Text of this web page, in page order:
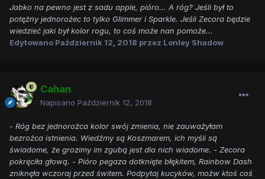
Jabko na pewno jest z sadu apple, pióro... A róg? Jeśli był to
potężny jednorożec to tylko Glimmer i Sparkle. Jeśli Zecora będzie
wiedzieć jaki był kolor rogu, to coś może nan pomoże...
Edytowano Październik 12, 2018 przez Lonley Shadow
Cahan
Napisano Październik 12, 2018
- Róg bez jednorożca kolor swój zmienia, nie zauważyłam
bezrożca istnienia. Wiedźmy są Koszmarem, ich myśli są
świadome, że grozimy im zgubą jest dla nich wiadome. - Zecora
pokręciła głową. - Pióro pegaza dotknięte błękitem, Rainbow Dash
zniknęła wczoraj przed świtem. Podpytaj kucyków, możw ktoś coś